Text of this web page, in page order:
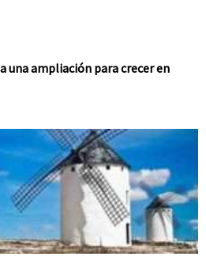
una ampliación para crecer en